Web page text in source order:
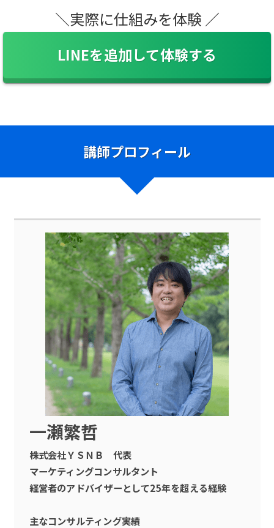
＼実際に仕組みを体験 ／
LINEを追加して体験する
講師プロフィール
一瀬繁哲
株式会社ＹＳＮＢ 代表
マーケティングコンサルタント
経営者のアドバイザーとして25年を超える経験
主なコンサルティング実績